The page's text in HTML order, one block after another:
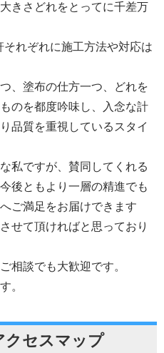
きさどれをとってに千差万
れぞれに施工方法や対応は
、塗布の仕方一つ、どれを
のを都度吟味し、入念な計
品質を重視しているスタイ
私ですが、賛同してくれる
後ともより一層の精進でも
ご満足をお届けできます
せて頂ければと思っており
相談でも大歓迎です。
。
クセスマップ